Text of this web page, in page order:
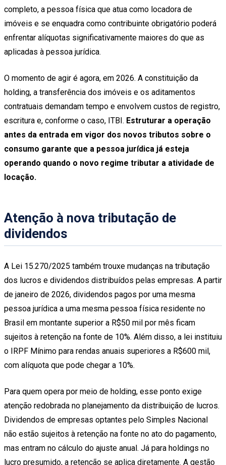
completo, a pessoa física que atua como locadora de
imóveis e se enquadra como contribuinte obrigatório poderá
enfrentar alíquotas significativamente maiores do que as
aplicadas à pessoa jurídica.
O momento de agir é agora, em 2026. A constituição da
holding, a transferência dos imóveis e os aditamentos
contratuais demandam tempo e envolvem custos de registro,
escritura e, conforme o caso, ITBI. Estruturar a operação
antes da entrada em vigor dos novos tributos sobre o
consumo garante que a pessoa jurídica já esteja
operando quando o novo regime tributar a atividade de
locação.
Atenção à nova tributação de
dividendos
A Lei 15.270/2025 também trouxe mudanças na tributação
dos lucros e dividendos distribuídos pelas empresas. A partir
de janeiro de 2026, dividendos pagos por uma mesma
pessoa jurídica a uma mesma pessoa física residente no
Brasil em montante superior a R$50 mil por mês ficam
sujeitos à retenção na fonte de 10%. Além disso, a lei instituiu
o IRPF Mínimo para rendas anuais superiores a R$600 mil,
com alíquota que pode chegar a 10%.
Para quem opera por meio de holding, esse ponto exige
atenção redobrada no planejamento da distribuição de lucros.
Dividendos de empresas optantes pelo Simples Nacional
não estão sujeitos à retenção na fonte no ato do pagamento,
mas entram no cálculo do ajuste anual. Já para holdings no
lucro presumido, a retenção se aplica diretamente. A gestão